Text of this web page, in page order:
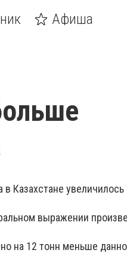
Афиша
Казахстане увеличилось
выражении
на 12 тонн меньше